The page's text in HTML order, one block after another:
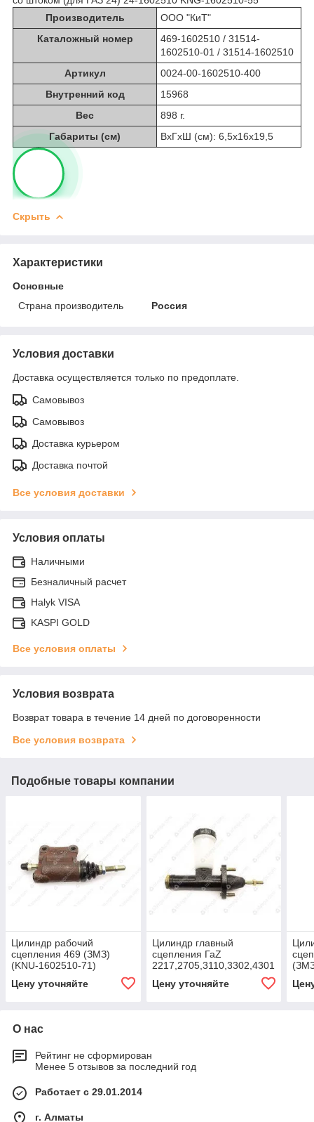
Производитель
ООО "КиТ"
Каталожный номер
469-1602510 / 31514-
1602510-01 / 31514-1602510
Артикул
0024-00-1602510-400
Внутренний код
15968
Вес
898 г.
Габариты (см)
ВхГхШ (см): 6,5х16х19,5
Скрыть
Характеристики
Основные
Страна производитель
Россия
Условия доставки
Доставка осуществляется только по предоплате.
Самовывоз
Самовывоз
Доставка курьером
Доставка почтой
Все условия доставки
Условия оплаты
Наличными
Безналичный расчет
Halyk VISA
KASPI GOLD
Все условия оплаты
Условия возврата
Возврат товара в течение 14 дней по договоренности
Все условия возврата
Подобные товары компании
Цилиндр рабочий
сцепления 469 (ЗМЗ)
(KNU-1602510-71)
Цену уточняйте
Цилиндр главный
сцепления ГаZ
2217,2705,3110,3302,4301
Цену уточняйте
О нас
Рейтинг не сформирован
Менее 5 отзывов за последний год
Работает с 29.01.2014
г. Алматы